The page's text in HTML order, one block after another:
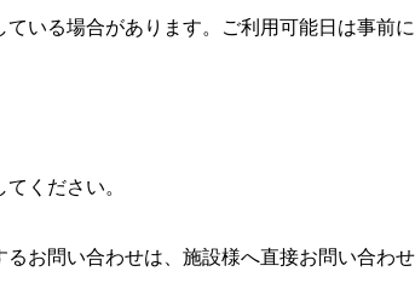
いる場合があります。ご利用可能日は事前
ください。
お問い合わせは、施設様へ直接お問い合わ